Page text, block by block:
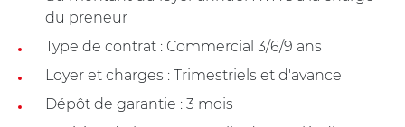
du preneur
Type de contrat : Commercial 3/6/9 ans
Loyer et charges : Trimestriels et d'avance
Dépôt de garantie : 3 mois